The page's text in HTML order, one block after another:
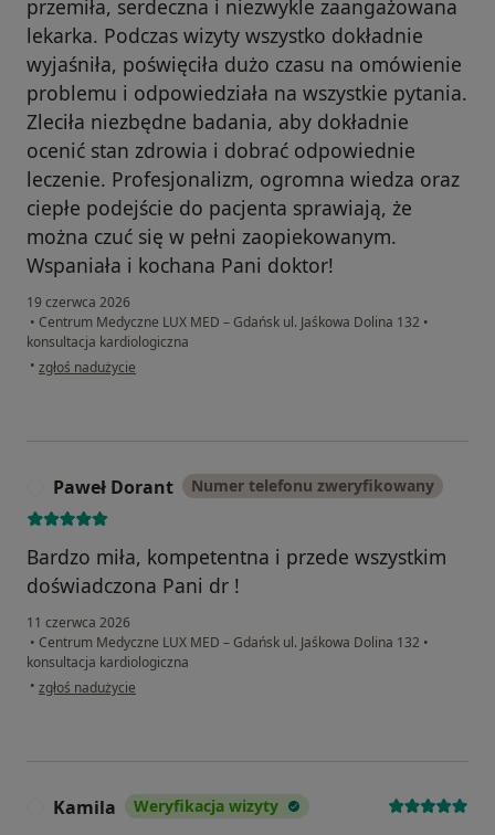
przemiła, serdeczna i niezwykle zaangażowana
lekarka. Podczas wizyty wszystko dokładnie
wyjaśniła, poświęciła dużo czasu na omówienie
problemu i odpowiedziała na wszystkie pytania.
Zleciła niezbędne badania, aby dokładnie
ocenić stan zdrowia i dobrać odpowiednie
leczenie. Profesjonalizm, ogromna wiedza oraz
ciepłe podejście do pacjenta sprawiają, że
można czuć się w pełni zaopiekowanym.
Wspaniała i kochana Pani doktor!
19 czerwca 2026
• Centrum Medyczne LUX MED – Gdańsk ul. Jaśkowa Dolina 132 •
konsultacja kardiologiczna
• w opinii użytkownika Filip Kłosowski-Gutowski
zgłoś nadużycie
Paweł Dorant Numer telefonu zweryfikowany
Bardzo miła, kompetentna i przede wszystkim
doświadczona Pani dr !
11 czerwca 2026
• Centrum Medyczne LUX MED – Gdańsk ul. Jaśkowa Dolina 132 •
konsultacja kardiologiczna
• w opinii użytkownika Paweł Dorant
zgłoś nadużycie
Kamila Weryfikacja wizyty